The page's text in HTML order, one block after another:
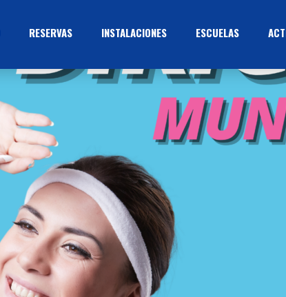
RESERVAS INSTALACIONES ESCUELAS